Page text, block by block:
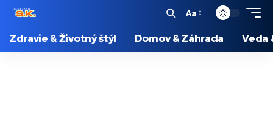
Aa
Zdravie & Životný štýl Domov & Záhrada Veda